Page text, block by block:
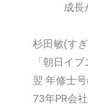
成長が
杉田敏(す
「朝日イ
翌 年修士
73年PR会